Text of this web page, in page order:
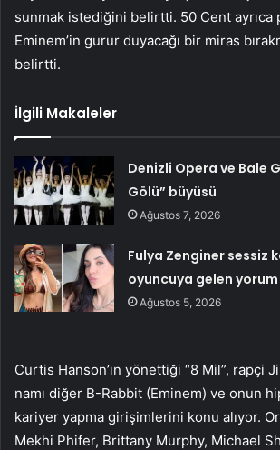
sunmak istediğini belirtti. 50 Cent ayrıca
Eminem’in gurur duyacağı bir miras
belirtti.
İlgili Makaleler
Denizli Opera ve Bale
Gölü” büyüsü
Ağustos 7, 2026
Fulya Zenginer sessiz
oyuncuya gelen
Ağustos 5, 2026
Curtis Hanson’ın yönettiği “8 Mil”, rapçi
namı diğer B-Rabbit (Eminem) ve onun
kariyer yapma girişimlerini konu alıyor.
Mekhi Phifer, Brittany Murphy, Michael